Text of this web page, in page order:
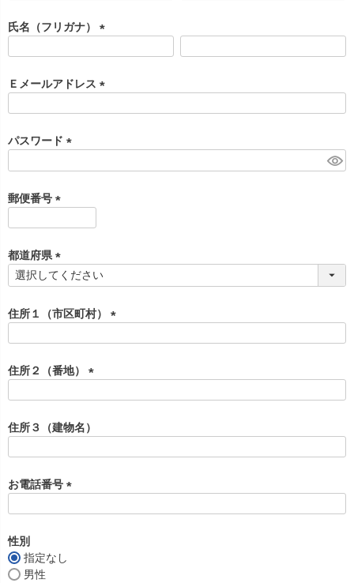
須
)
氏名（フリガナ）
須
)
Ｅメールアドレス
)
パスワード
)
郵便番号
須
)
都道府県
(
須
)
住所１（市区町村）
)
住所２（番地）
須
)
住所３（建物名）
お電話番号
性別
指定なし
男性